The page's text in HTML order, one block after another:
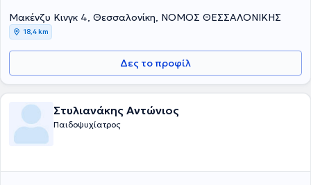
Μακένζυ Κινγκ 4, Θεσσαλονίκη, ΝΟΜΟΣ ΘΕΣΣΑΛΟΝΙΚΗΣ
18,4 km
Δες το προφίλ
Στυλιανάκης Αντώνιος
Παιδοψυχίατρος